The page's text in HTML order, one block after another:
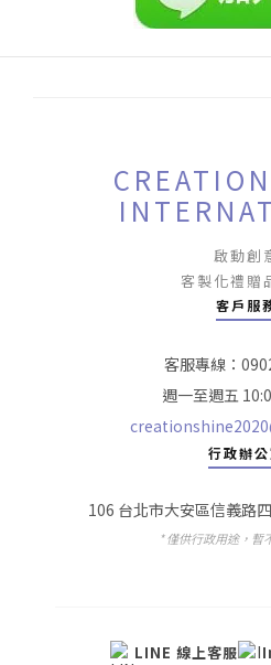
啟動創
客製化禮贈
客戶服
客服專線：
週一至週五
行政辦
106 台北市大安區信義路
* 僅供行政用途，暫
LINE 線上客服